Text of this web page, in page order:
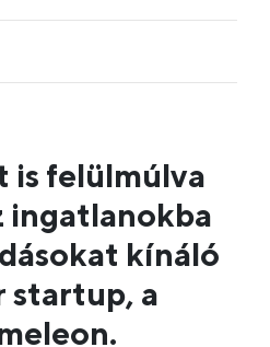
is felülmúlva
ingatlanokba
kínáló
startup, a